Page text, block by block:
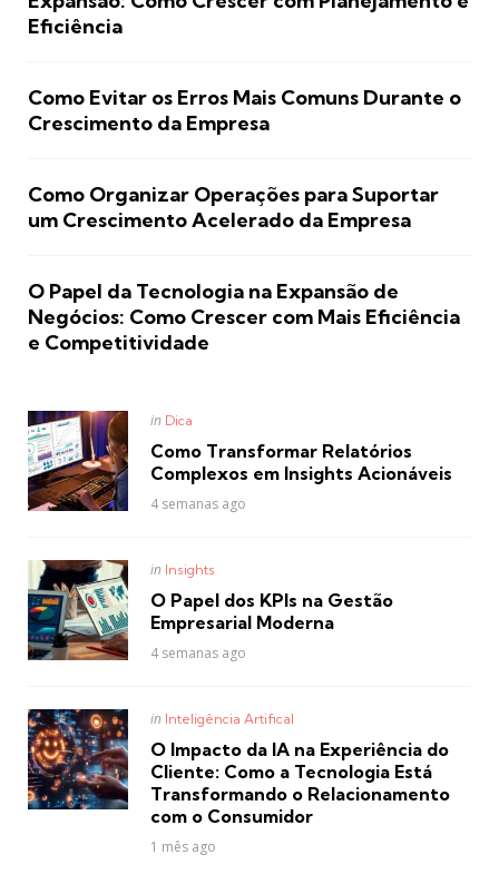
Eficiência
Como Evitar os Erros Mais Comuns Durante o
Crescimento da Empresa
Como Organizar Operações para Suportar
um Crescimento Acelerado da Empresa
O Papel da Tecnologia na Expansão de
Negócios: Como Crescer com Mais Eficiência
e Competitividade
Posted
in Dica
Como Transformar Relatórios
Complexos em Insights Acionáveis
4 semanas ago
Posted
in Insights
O Papel dos KPIs na Gestão
Empresarial Moderna
4 semanas ago
Posted
in Inteligência Artifical
O Impacto da IA na Experiência do
Cliente: Como a Tecnologia Está
Transformando o Relacionamento
com o Consumidor
1 mês ago